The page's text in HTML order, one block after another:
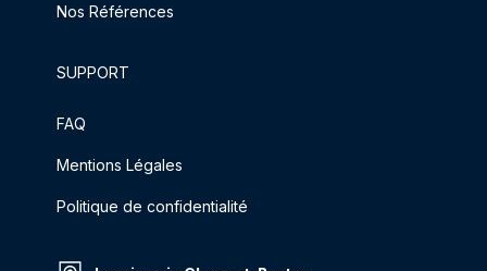
Nos Références
SUPPORT
FAQ
Mentions Légales
Politique de confidentialité